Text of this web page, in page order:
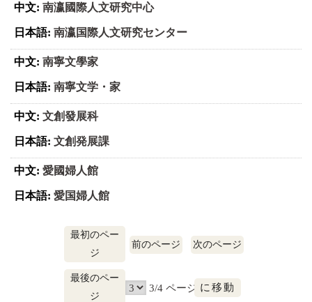
南瀛國際人文研究中心
南瀛国際人文研究センター
南寧文學家
南寧文学・家
文創發展科
文創発展課
愛國婦人館
愛国婦人館
最初のペー
ジ
前のページ 次のページ
最後のペー
ジ
3/4 ページに